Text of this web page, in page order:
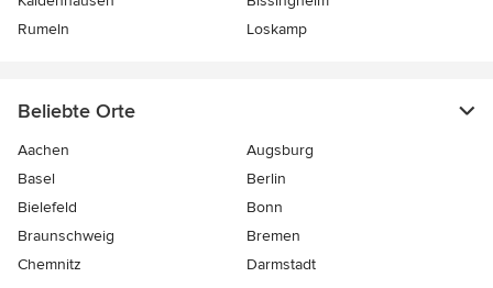
Rumeln
Loskamp
Beliebte Orte
Aachen
Augsburg
Basel
Berlin
Bielefeld
Bonn
Braunschweig
Bremen
Chemnitz
Darmstadt